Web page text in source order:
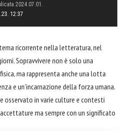
12:37
2024.07.01.
ricorrente nella letteratura, nel
Sopravvivere non è solo una
ma rappresenta anche una lotta
e un’incarnazione della forza umana.
osservato in varie culture e contesti
ma sempre con un significato